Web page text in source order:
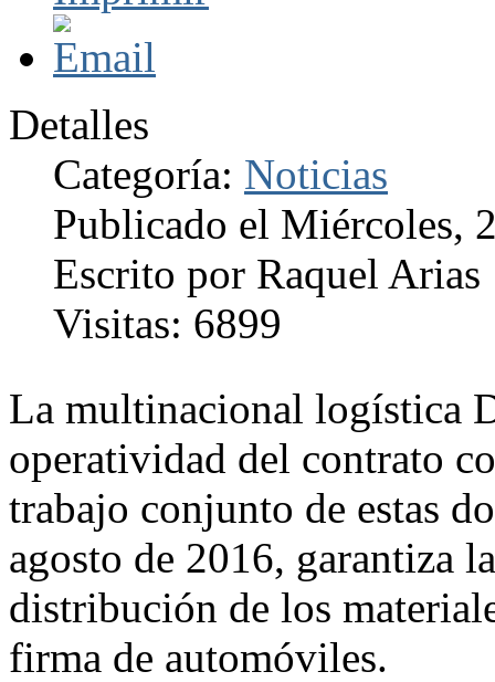
Detalles
Categoría: Noticias
Publicado el Miércoles,
Escrito por Raquel Arias
Visitas: 6899
La multinacional logística
operatividad del contrato
trabajo conjunto de estas
agosto de 2016, garantiza
distribución de los
firma de automóviles.